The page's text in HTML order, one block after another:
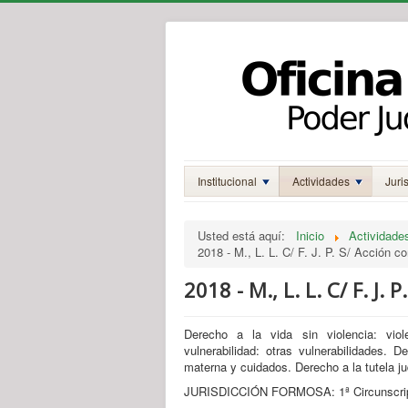
Institucional Actividades
Usted está aquí: Inicio
2018 - M., L. L. C/ F. J. P. S/ Acción
2018 - M., L. L. C/ F. J.
Derecho a la vida sin violencia:
vulnerabilidad: otras vulnerabilidades.
materna y cuidados. Derecho a la tutela
JURISDICCIÓN FORMOSA: 1ª